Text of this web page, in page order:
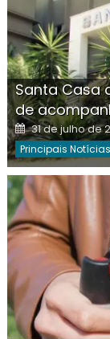
Santa Casa
de
Posted
on
31 de julho de
Principais Notícias